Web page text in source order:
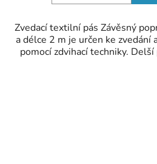
Zvedací textilní pás Závěsný
a délce 2 m je určen ke zvedání
pomocí zdvihací techniky.